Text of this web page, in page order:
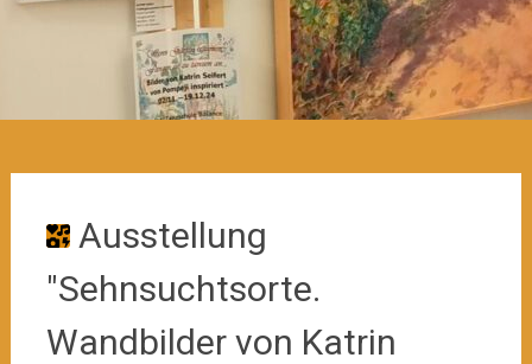
Ausstellung
"Sehnsuchtsorte.
Wandbilder von Katrin